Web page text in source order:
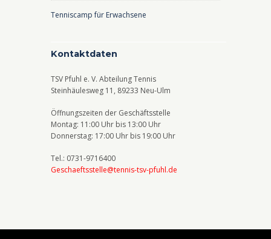
Tenniscamp für Erwachsene
Kontaktdaten
TSV Pfuhl e. V. Abteilung Tennis
Steinhäulesweg 11, 89233 Neu-Ulm
Öffnungszeiten der Geschäftsstelle
Montag: 11:00 Uhr bis 13:00 Uhr
Donnerstag: 17:00 Uhr bis 19:00 Uhr
Tel.: 0731-9716400
Geschaeftsstelle@tennis-tsv-pfuhl.de